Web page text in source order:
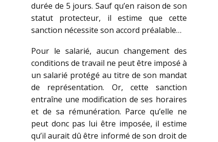
durée de 5 jours. Sauf qu’en raison de son
statut protecteur, il estime que cette
sanction nécessite son accord préalable…
Pour le salarié, aucun changement des
conditions de travail ne peut être imposé à
un salarié protégé au titre de son mandat
de représentation. Or, cette sanction
entraîne une modification de ses horaires
et de sa rémunération. Parce qu’elle ne
peut donc pas lui être imposée, il estime
qu’il aurait dû être informé de son droit de